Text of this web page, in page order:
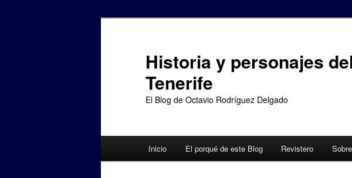
Historia y personajes
Tenerife
El Blog de Octavio Rodríguez Delgado
Inicio El porqué de este Blog Revistero